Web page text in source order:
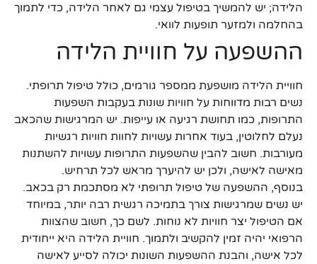
הלידה; יש להמשיך בטיפול עצמי גם לאחר הלידה, כדי לתמוך
בהחלמה ולמזער תופעות לוואי.
ההשפעה על חוויית הלידה
חוויית הלידה מושפעת ממספר גורמים, כולל טיפול תרופתי.
נשים רבות מדווחות על חוויות שונות בעקבות השפעות
התרופות, כמו תחושת רגיעה או עייפות. יש המרגישות שהכאב
נעלם לחלוטין, בעוד אחרות עשויות לחוות חוויות רגשיות
מעורבות. חשוב להבין שהשפעות התרופות עשויות להשתנות
מאישה לאישה, ולכן יש להיערך מראש לכל תרחיש.
בנוסף, ההשפעה של טיפול תרופתי לא מסתכמת רק בכאב.
יש נשים שמרגישות צורך בתמיכה רגשית רבה יותר, במיוחד
אם הטיפול יצר חוויות לא נוחות. לשם כך, חשוב שהצוות
הרפואי יהיה זמין להקשיב ולתמוך. חוויית הלידה היא ייחודית
לכל אישה, והבנת ההשפעות השונות יכולה לסייע לאישה